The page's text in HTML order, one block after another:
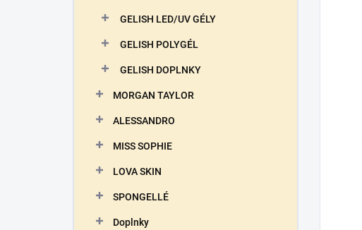
GELISH LED/UV GÉLY
GELISH POLYGÉL
GELISH DOPLNKY
MORGAN TAYLOR
ALESSANDRO
MISS SOPHIE
LOVA SKIN
SPONGELLÉ
Doplnky